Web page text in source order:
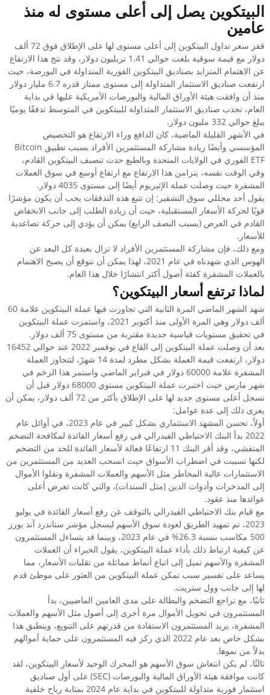
البيتكوين يصل إلى أعلى مستوى له منذ
عامين
قفز سعر تداول البيتكوين إلى أعلى مستوى لها على الإطلاق فوق 72 ألف
دولار مع قيمة سوقية بلغت حوالي 1.41 تريليون دولار، وقد نتج هذا الارتفاع
عن الاهتمام المتزايد بصناديق البيتكوين الفورية المتداولة في البورصة، حيث
ارتفعت صناديق الاستثمار المتداولة إلى مستوى ممتاز قدره 6.7 مليار دولار
منذ أن وافقت هيئة الأوراق المالية والبورصات الأمريكية عليها في بداية
العام، تجذب صناديق الاستثمار المتداولة للبيتكوين في المتوسط تدفقًا يوميًا
يبلغ حوالي 332 مليون دولار.
في الأشهر القليلة الماضية، كان الدافع وراء الارتفاع هو التخصيص
المؤسسي وأيضًا زيادة مشاركة المستثمرين الأفراد بسبب تطبيق Bitcoin
ETF الفوري في الولايات المتحدة وبالطبع حدث تنصيف البيتكوين القادم،
وفي الوقت نفسه، يتزامن هذا الارتفاع مع ارتفاع أوسع في سوق العملات
المشفرة حيث وصلت عملة الإثيريوم أيضًا إلى مستوى 4035 دولار.
يقول أحد محللي سوق التشفير: إن تتبع هذه التدفقات يجب أن يكون مؤشرًا
قويًا لحركة الأسعار المستقبلية، حيث أن زيادة الطلب إلى جانب الانخفاض
القادم في العرض (بسبب النصف الرابع) يمكن أن يؤدي إلى حركة تصاعدية
للأسعار.
ومع ذلك، فإن مشاركة المستثمرين الأفراد لا تزال بعيدة كل البعد عن
الهوس الذي شهدناه في عام 2021، لهذا يمكن أن نتوقع أن يصبح الاهتمام
بالعملات المشفرة كفئة أصول أكثر انتشارًا خلال هذا العام.
لماذا ترتفع أسعار البيتكوين؟
شهد الشهر الماضي المرة الثانية التي تجاوزت فيها عملة البيتكوين علامة 60
ألف دولار وهي المرة الأولى منذ أكتوبر 2021، واستمرت عملة البيتكوين
في تحقيق مستويات قياسية جديدة مقتربة من مستوى 75 ألف دولار.
بعد أن وصلت عملة البيتكوين إلى القاع في نوفمبر 2022 عند حوالي 16452
دولار، ارتفعت قيمة العملة بشكل مطرد لمدة 14 شهرً، لتتجاوز العملة
المشفرة علامة 60000 دولار في فبراير الماضي واستمر هذا الزخم في
شهر مارس حيث اختبرت عملة البيتكوين مستوي 68000 دولار قبل أن
تسجل أعلى مستوى جديد لها على الإطلاق بأكثر من 72 ألف دولار، يمكن أن
يعزى ذلك إلى عدة عوامل:
أولاً، تحسن المشهد الاستثماري بشكل كبير في عام 2023، في أوائل عام
2022 بدأ البنك الاحتياطي الفيدرالي في رفع أسعار الفائدة لمكافحة التضخم
المتفشي، وقد أقر البنك 11 ارتفاعًا فعالة لأسعار الفائدة للحد من التضخم
لكنها تسببت في اضطراب الأسواق حيث انسحب العديد من المستثمرين من
الاستثمارات عالية المخاطر مثل الأسهم والعملات المشفرة ونقلوا الأموال
إلى المدخرات وأدوات الدين (مثل السندات)، والتي كانت تعرض أعلى
عوائدها منذ عقود.
مع قيام بنك الاحتياطي الفيدرالي بالتوقف عن رفع أسعار الفائدة في يوليو
2023، تم تمهيد الطريق لعودة سوق الأسهم ليسجل مؤشر ستاندرد آند بورز
500 مكاسب بنسبة 26.3% في عام 2023، وبينما قد يتساءل المستثمرون
عن كيفية ارتباط ذلك بأداء عملة البيتكوين، يقول الخبراء أن العملات
المشفرة والأسهم تميل إلى اتباع أنماط مماثلة من تقلبات الأسعار، مما
يساعد على تفسير سبب تمكن عملة البيتكوين من العثور على موطئ قدم
لها إلى جانب وول ستريت.
ثانيًا، مع تراجع التضخم والبطالة على مدى العامين الماضيين، بدأ
المستثمرون في تحويل الأموال مرة أخرى إلى أصول مثل الأسهم والعملات
المشفرة، يريد المستثمرون الاستفادة من قدرتهم على التنويع، وينطبق هذا
بشكل خاص بعد عام 2022 الذي ركز فيه المستثمرون على حماية أموالهم
بدلاً من نموها.
ثالثًا، لم يكن انتعاش سوق الأسهم هو المحرك الوحيد لأسعار البيتكوين، لقد
كانت موافقة هيئة الأوراق المالية والبورصات (SEC) على أول صناديق
استثمار فورية متداولة للبيتكوين في بداية عام 2024 بمثابة رياح خلفية